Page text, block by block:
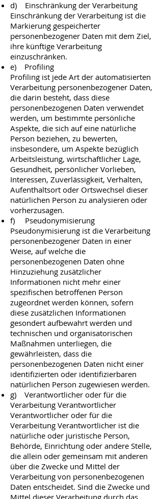
d) Einschränkung der Verarbeitung
Einschränkung der Verarbeitung ist die
Markierung gespeicherter
personenbezogener Daten mit dem Ziel,
ihre künftige Verarbeitung
einzuschränken.
e) Profiling
Profiling ist jede Art der automatisierten
Verarbeitung personenbezogener Daten,
die darin besteht, dass diese
personenbezogenen Daten verwendet
werden, um bestimmte persönliche
Aspekte, die sich auf eine natürliche
Person beziehen, zu bewerten,
insbesondere, um Aspekte bezüglich
Arbeitsleistung, wirtschaftlicher Lage,
Gesundheit, persönlicher Vorlieben,
Interessen, Zuverlässigkeit, Verhalten,
Aufenthaltsort oder Ortswechsel dieser
natürlichen Person zu analysieren oder
vorherzusagen.
f) Pseudonymisierung
Pseudonymisierung ist die Verarbeitung
personenbezogener Daten in einer
Weise, auf welche die
personenbezogenen Daten ohne
Hinzuziehung zusätzlicher
Informationen nicht mehr einer
spezifischen betroffenen Person
zugeordnet werden können, sofern
diese zusätzlichen Informationen
gesondert aufbewahrt werden und
technischen und organisatorischen
Maßnahmen unterliegen, die
gewährleisten, dass die
personenbezogenen Daten nicht einer
identifizierten oder identifizierbaren
natürlichen Person zugewiesen werden.
g) Verantwortlicher oder für die
Verarbeitung Verantwortlicher
Verantwortlicher oder für die
Verarbeitung Verantwortlicher ist die
natürliche oder juristische Person,
Behörde, Einrichtung oder andere Stelle,
die allein oder gemeinsam mit anderen
über die Zwecke und Mittel der
Verarbeitung von personenbezogenen
Daten entscheidet. Sind die Zwecke und
Mittel dieser Verarbeitung durch das